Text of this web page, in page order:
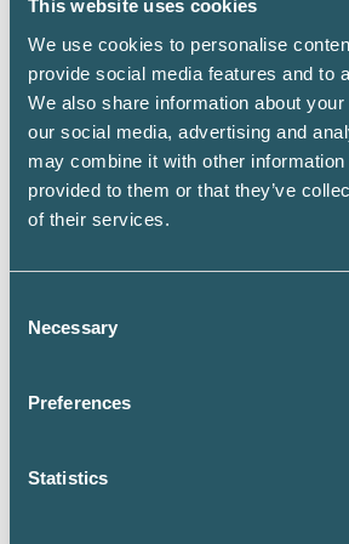
This website uses cookies
We use cookies to personalise
provide social media features and to
We also share information about
our social media, advertising and
may combine it with other information
provided to them or that they’ve
of their services.
Selection
Necessary
Preferences
Statistics
forskning och utveckling trots
arbetar med forskning. En
kan vara att företaget ingår i
att avdragsutrymmet redan
inom koncernen. En annan
att personalen inte uppfyller
arbetstid som ska läggas ner
och utveckling. Eller att
definieras som forskning och
Vidare läsning
Forskningsavdraget